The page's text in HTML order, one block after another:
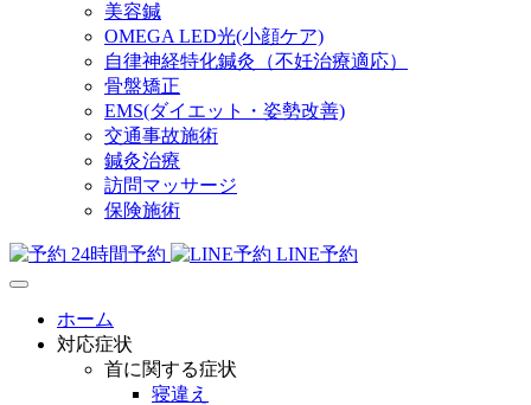
美容鍼
OMEGA LED光(小顔ケア)
自律神経特化鍼灸（不妊治療適応）
骨盤矯正
EMS(ダイエット・姿勢改善)
交通事故施術
鍼灸治療
訪問マッサージ
保険施術
24時間予約 LINE予約
ホーム
対応症状
首に関する症状
寝違え